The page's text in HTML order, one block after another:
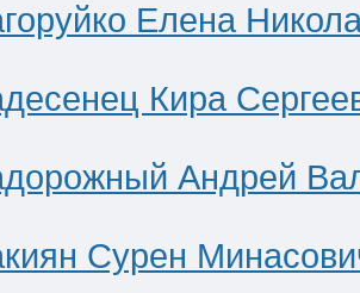
Елена
Кира
Андрей
Сурен